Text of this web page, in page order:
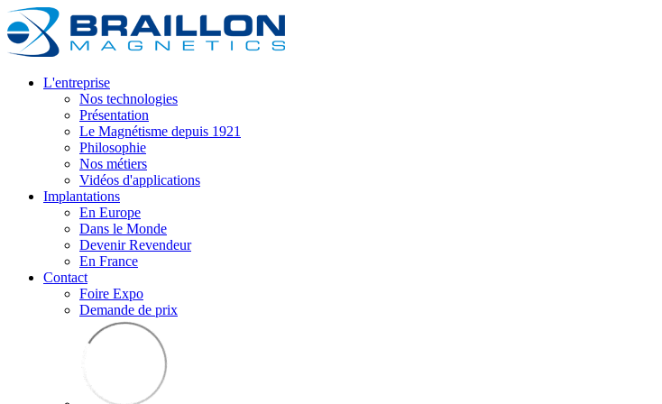
L'entreprise
Nos technologies
Présentation
Le Magnétisme depuis 1921
Philosophie
Nos métiers
Vidéos d'applications
Implantations
En Europe
Dans le Monde
Devenir Revendeur
En France
Contact
Foire Expo
Demande de prix